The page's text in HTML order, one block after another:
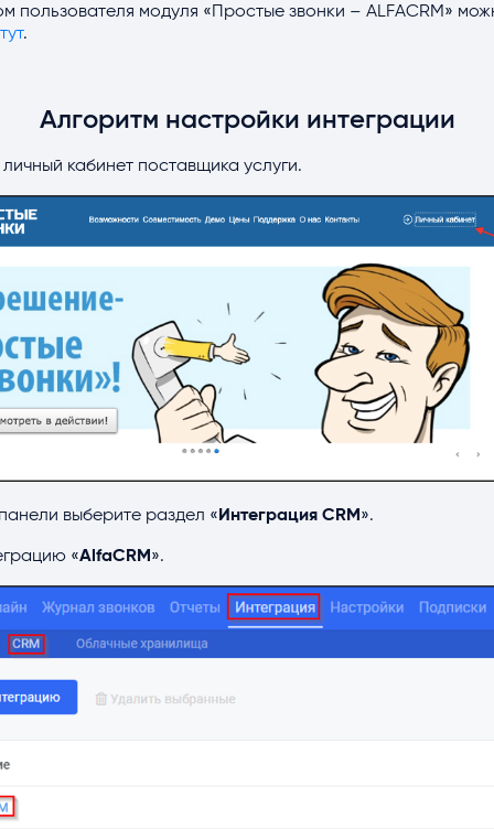
пользователя модуля «Простые звонки – ALFACRM»
тут.
Алгоритм настройки интеграции
кабинет поставщика услуги.
выберите раздел « Интеграция CRM ».
«AlfaCRM ».